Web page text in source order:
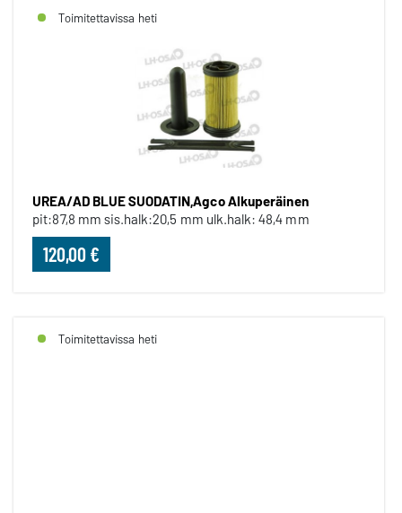
Toimitettavissa heti
UREA/AD BLUE SUODATIN,Agco Alkuperäinen
pit:87,8 mm sis.halk:20,5 mm ulk.halk: 48,4 mm
120,00 €
Toimitettavissa heti